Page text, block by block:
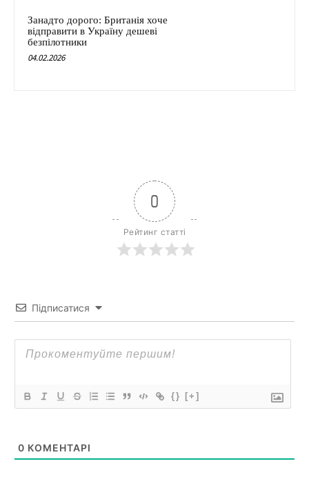
Занадто дорого: Британія хоче
відправити в Україну дешеві
безпілотники
04.02.2026
0
Рейтинг статті
Підписатися
{} [+]
0 КОМЕНТАРІ